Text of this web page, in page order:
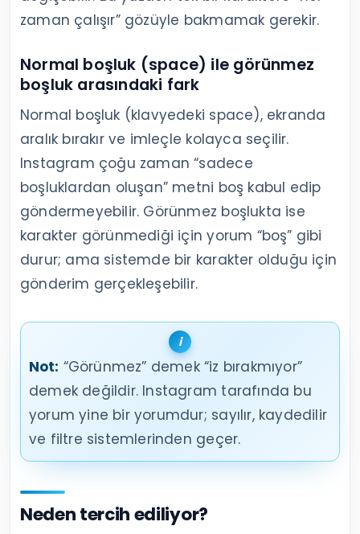
zaman çalışır” gözüyle bakmamak gerekir.
Normal boşluk (space) ile görünmez
boşluk arasındaki fark
Normal boşluk (klavyedeki space), ekranda
aralık bırakır ve imleçle kolayca seçilir.
Instagram çoğu zaman “sadece
boşluklardan oluşan” metni boş kabul edip
göndermeyebilir. Görünmez boşlukta ise
karakter görünmediği için yorum “boş” gibi
durur; ama sistemde bir karakter olduğu için
gönderim gerçekleşebilir.
Not: “Görünmez” demek “iz bırakmıyor”
demek değildir. Instagram tarafında bu
yorum yine bir yorumdur; sayılır, kaydedilir
ve filtre sistemlerinden geçer.
Neden tercih ediliyor?